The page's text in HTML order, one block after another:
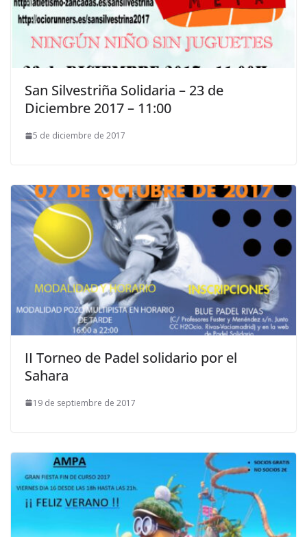
San Silvestriña Solidaria – 23 de
Diciembre 2017 – 11:00
5 de diciembre de 2017
II Torneo de Padel solidario por el
Sahara
19 de septiembre de 2017